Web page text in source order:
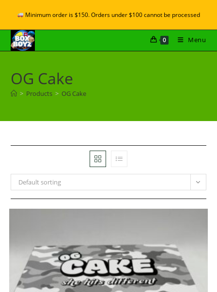
Minimum order is $150. Orders under $100 cannot be processed
0 Menu
OG Cake
> Products > OG Cake
Default sorting